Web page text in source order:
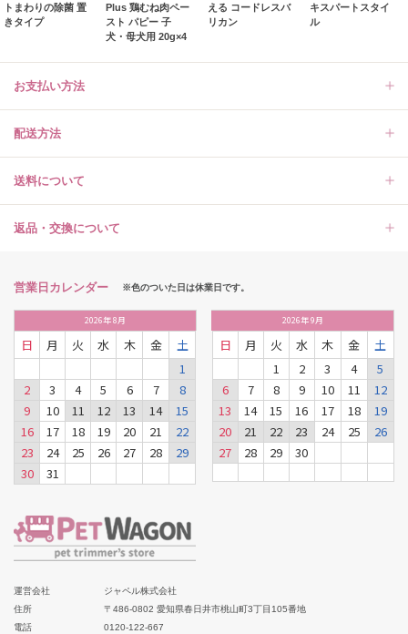
トまわりの除菌 置
きタイプ
Plus 鶏むね肉ペー
スト パピー 子
犬・母犬用 20g×4
える コードレスバ
リカン
キスパートスタイ
ル
お支払い方法
配送方法
送料について
返品・交換について
営業日カレンダー ※色のついた日は休業日です。
2026年8月
日 月 火 水 木 金
土
1
2
3 4 5 6 7
8
9
10 11 12 13 14
15
16
17 18 19 20 21
22
23
24 25 26 27 28
29
30
31
2026年9月
日 月 火 水 木 金
土
1
2 3 4
5
6
7 8 9 10 11
12
13
14 15 16 17 18
19
20
21 22 23 24 25
26
27
28 29 30
運営会社
ジャペル株式会社
住所
〒486-0802 愛知県春日井市桃山町3丁目105番地
電話
0120-122-667